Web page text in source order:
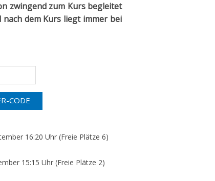
zwingend zum Kurs begleitet
dem Kurs liegt immer bei
Uhr (Freie Plätze 6)
Uhr (Freie Plätze 2)